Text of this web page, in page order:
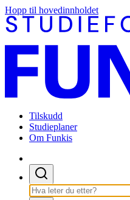
Hopp til hovedinnholdet
Tilskudd
Studieplaner
Om Funkis